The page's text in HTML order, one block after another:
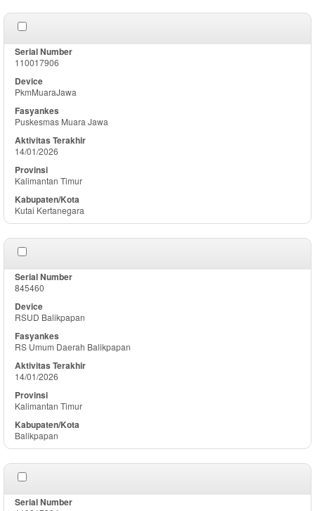
110017906
PkmMuaraJawa
Puskesmas Muara Jawa
14/01/2026
Kalimantan Timur
Kutai Kertanegara
845460
RSUD Balikpapan
RS Umum Daerah Balikpapan
14/01/2026
Kalimantan Timur
Balikpapan